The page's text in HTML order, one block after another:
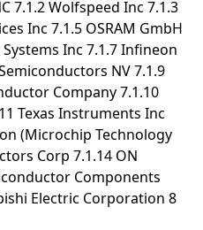
7.1.2 Wolfspeed Inc 7.1.3
Inc 7.1.5 OSRAM GmbH
Systems Inc 7.1.7 Infineon
NV 7.1.9
Company 7.1.10
Texas Instruments Inc
(Microchip Technology
Corp 7.1.14 ON
Components
Electric Corporation 8